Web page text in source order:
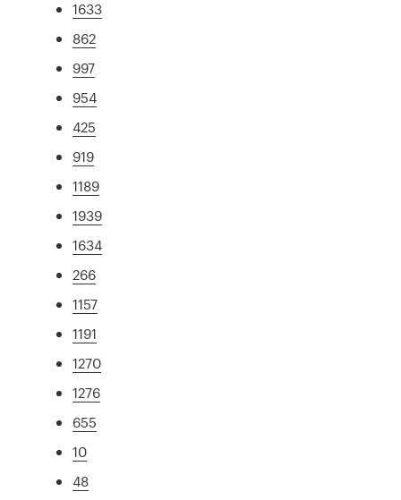
1633
862
997
954
425
919
1189
1939
1634
266
1157
1191
1270
1276
655
10
48